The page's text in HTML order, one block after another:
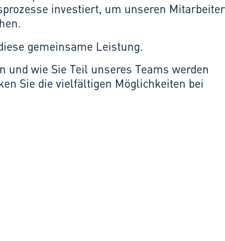
investiert, um unseren
gemeinsame Leistung.
wie Sie Teil unseres Teams werden
Sie die vielfältigen Möglichkeiten bei